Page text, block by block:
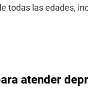
todas las edades,
atender